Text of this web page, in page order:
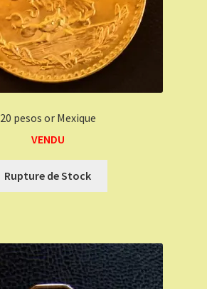
20 pesos or Mexique
VENDU
Rupture de Stock